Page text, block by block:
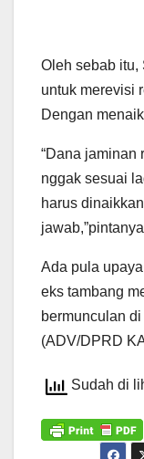
Oleh sebab itu,
untuk merevisi
Dengan
“Dana jaminan
nggak sesuai
harus
Ada pula
eks tambang
bermunculan
(ADV/DPRD
Sudah di